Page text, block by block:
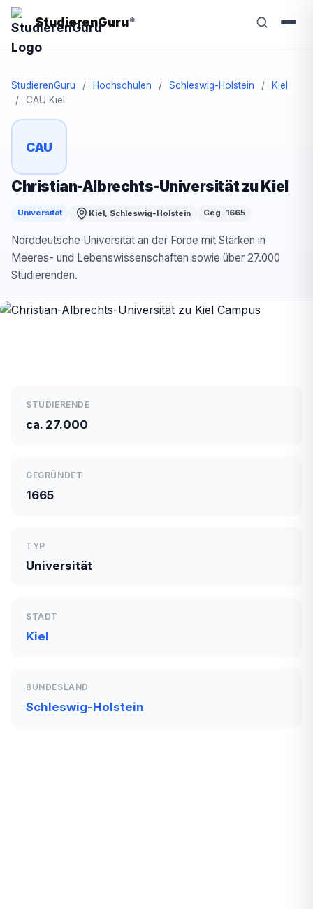
StudierenGuru*
StudierenGuru / Hochschulen / Schleswig-Holstein /
Kiel
/
CAU Kiel
CAU
Christian-Albrechts-Universität zu Kiel
Universität Kiel, Schleswig-Holstein Geg. 1665
Norddeutsche Universität an der Förde mit Stärken in
Meeres- und Lebenswissenschaften sowie über 27.000
Studierenden.
STUDIERENDE
ca. 27.000
GEGRÜNDET
1665
TYP
Universität
STADT
Kiel
BUNDESLAND
Schleswig-Holstein